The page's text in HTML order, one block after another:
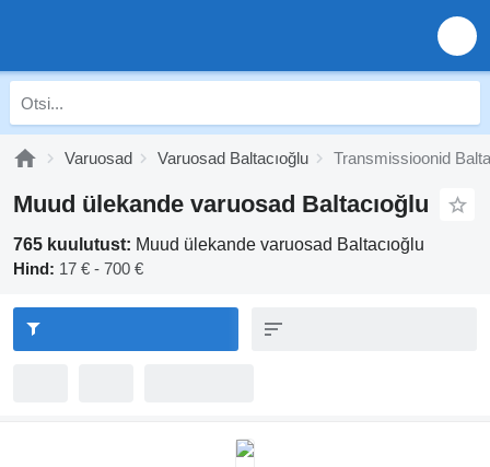
Varuosad Varuosad Baltacıoğlu Transmissioonid
Muud ülekande varuosad Baltacıoğlu
765 kuulutust: Muud ülekande varuosad Baltacıoğlu
Hind: 17 € - 700 €